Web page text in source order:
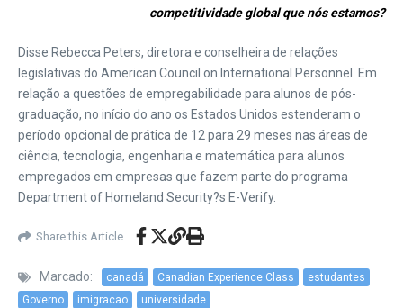
competitividade global que nós estamos?
Disse Rebecca Peters, diretora e conselheira de relações
legislativas do American Council on International Personnel. Em
relação a questões de empregabilidade para alunos de pós-
graduação, no início do ano os Estados Unidos estenderam o
período opcional de prática de 12 para 29 meses nas áreas de
ciência, tecnologia, engenharia e matemática para alunos
empregados em empresas que fazem parte do programa
Department of Homeland Security?s E-Verify.
Share this Article
Marcado: canadá Canadian Experience Class
estudantes
Governo
imigracao universidade